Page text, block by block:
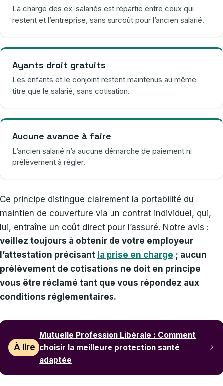
La charge des ex-salariés est répartie entre ceux qui
restent et l’entreprise, sans surcoût pour l’ancien salarié.
Ayants droit gratuits
Les enfants et le conjoint restent maintenus au même
titre que le salarié, sans cotisation.
Aucune avance à faire
L’ancien salarié n’a aucune démarche de paiement ni
prélèvement à régler.
Ce principe distingue clairement la portabilité du
maintien de couverture via un contrat individuel, qui,
lui, entraîne un coût direct pour l’assuré. Notre avis :
veillez toujours à obtenir de votre employeur
l’attestation précisant la prise en charge ; aucun
prélèvement de cotisations ne doit en principe
vous être réclamé tant que vous répondez aux
conditions réglementaires.
À lire
Mutuelle Profession Libérale : Comment
choisir la meilleure protection santé
adaptée